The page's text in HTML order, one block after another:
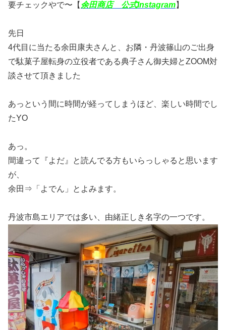
要チェックやで〜【余田商店 公式Instagram】
先日
4代目に当たる余田康夫さんと、お隣・丹波篠山のご出身
で駄菓子屋転身の立役者である典子さん御夫婦とZOOM対
談させて頂きました
あっという間に時間が経ってしまうほど、楽しい時間でし
たYO
あっ。
間違って『よだ』と読んでる方もいらっしゃると思います
が、
余田⇒「よでん」とよみます。
丹波市島エリアでは多い、由緒正しき名字の一つです。